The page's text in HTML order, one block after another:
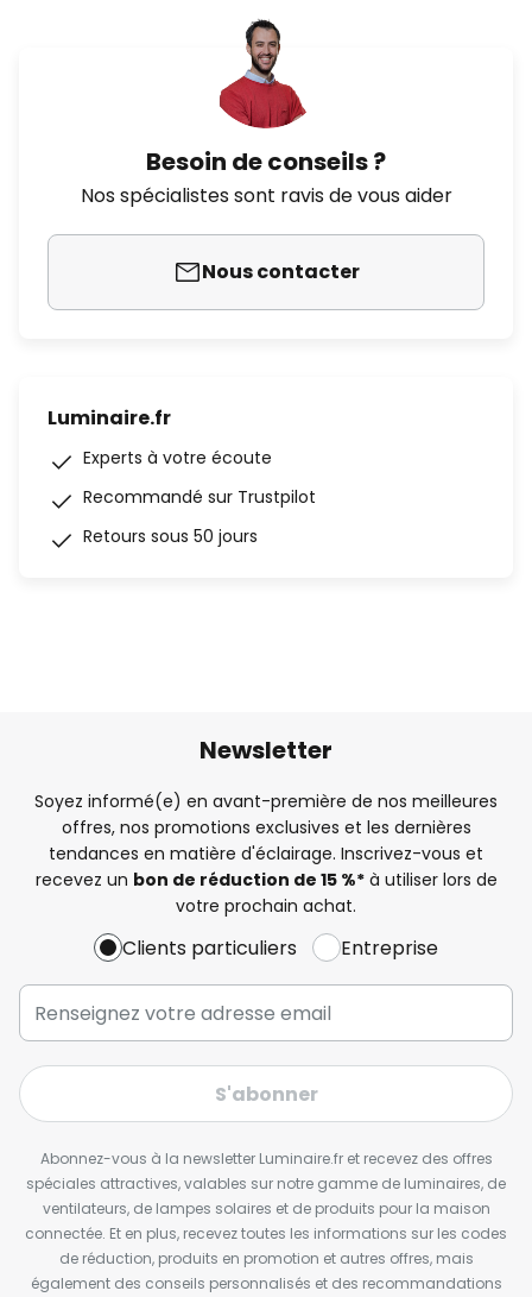
Besoin de conseils ?
Nos spécialistes sont ravis de vous aider
Nous contacter
Luminaire.fr
Experts à votre écoute
Recommandé sur Trustpilot
Retours sous 50 jours
Newsletter
Soyez informé(e) en avant-première de nos meilleures
offres, nos promotions exclusives et les dernières
tendances en matière d'éclairage. Inscrivez-vous et
recevez un bon de réduction de 15 %*à utiliser lors de
votre prochain achat.
Clients particuliers Entreprise
S'abonner
Abonnez-vous à la newsletter Luminaire.fr et recevez des offres
spéciales attractives, valables sur notre gamme de luminaires, de
ventilateurs, de lampes solaires et de produits pour la maison
connectée. Et en plus, recevez toutes les informations sur les codes
de réduction, produits en promotion et autres offres, mais
également des conseils personnalisés et des recommandations